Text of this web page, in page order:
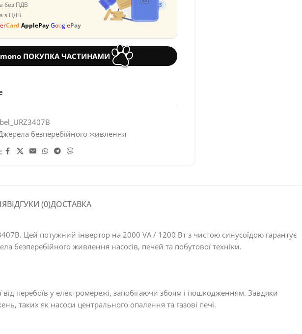
без ПДВ
з ПДВ
Card ApplePay GooglePay
mono ПОКУПКА ЧАСТИНАМИ
безперебійного живлення
ВІДГУКИ (0)ДОСТАВКА
Цей потужний інвертор на 2000 VA / 1200 Вт з чистою синусоїдою гарантує
безперебійного живлення насосів, печей та побутової техніки.
перебоїв у електромережі, запобігаючи збоям і пошкодженням. Завдяки
таких як насоси центрального опалення та газові печі.